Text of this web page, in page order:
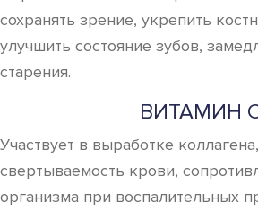
сохранять зрение, укрепить
улучшить состояние зубов,
старения.
ВИТАМИН
Участвует в выработке
свертываемость крови,
организма при воспалительных